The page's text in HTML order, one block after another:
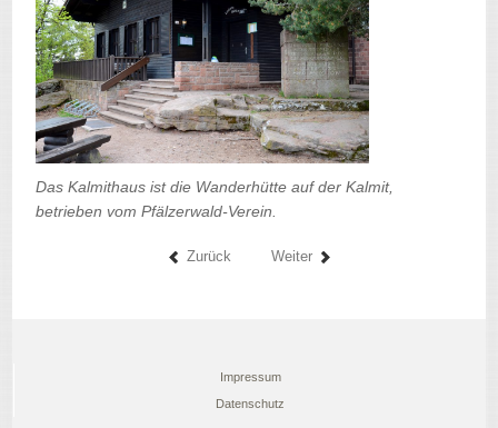
Das Kalmithaus ist die Wanderhütte auf der Kalmit,
betrieben vom Pfälzerwald-Verein.
Zurück Weiter
Impressum
Datenschutz